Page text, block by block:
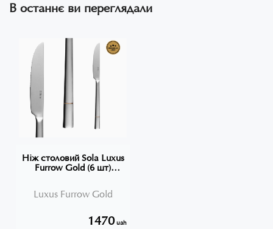
В останнє ви переглядали
Ніж столовий Sola Luxus
Furrow Gold (6 шт)
Luxus Furrow Gold
1470 uah